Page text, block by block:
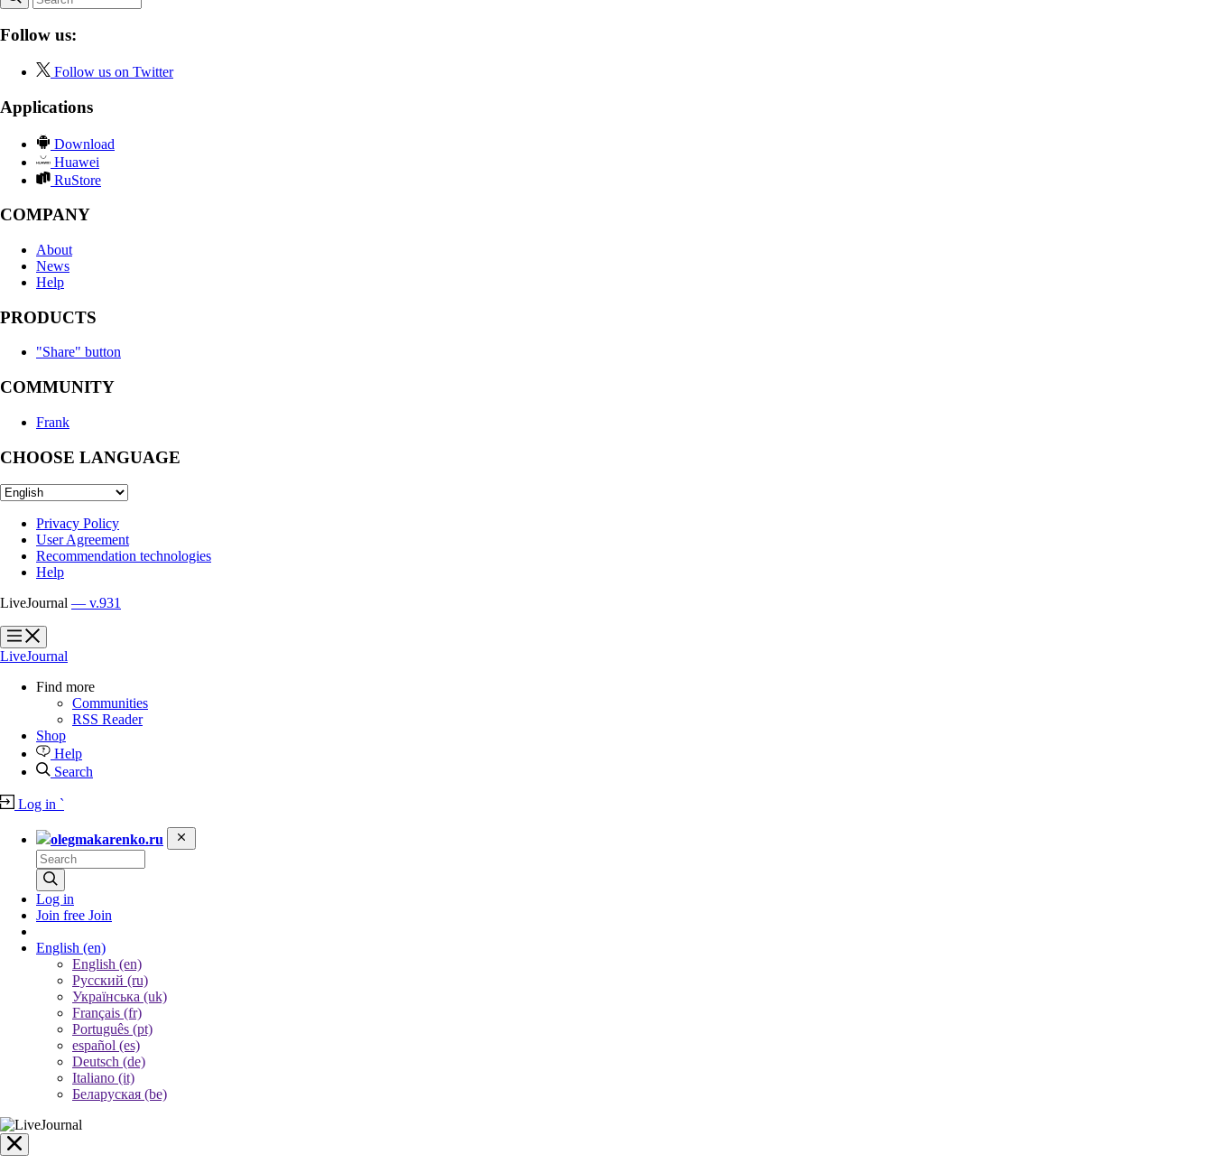
Follow us:
Follow us on Twitter
Applications
Download
Huawei
RuStore
COMPANY
About
News
Help
PRODUCTS
"Share" button
COMMUNITY
Frank
CHOOSE LANGUAGE
Privacy Policy
User Agreement
Recommendation technologies
Help
LiveJournal — v.931
?
?
LiveJournal
Find more
Communities
RSS Reader
Shop
Help
Search
Log in `
olegmakarenko.ru
Log in
Join free Join
English (en)
English (en)
Русский (ru)
Українська (uk)
Français (fr)
Português (pt)
español (es)
Deutsch (de)
Italiano (it)
Беларуская (be)